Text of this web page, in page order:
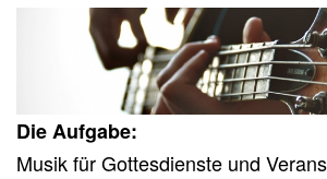
Die Aufgabe:
Musik für Gottesdienste und